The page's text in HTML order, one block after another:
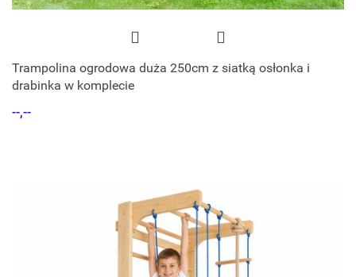
Trampolina ogrodowa duża 250cm z siatką osłonka i
drabinka w komplecie
--,--